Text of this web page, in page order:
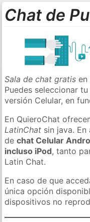
Chat de
Sala de chat gratis en
Puedes seleccionar
versión Celular, en
En QuieroChat
LatinChat sin java.
dechat Celular
incluso iPod, tanto
Latin Chat.
En caso de que
única opción
dispositivos no